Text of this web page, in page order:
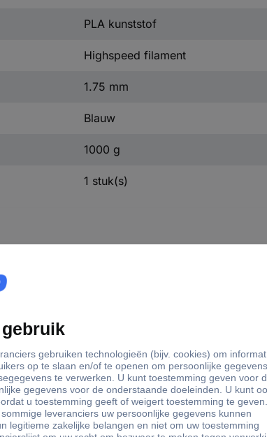
PLA kunststof
Highspeed filament
1.75 mm
Blauw
1000 g
1 stuk(s)
PLA kunststof Highspeed filament 1.75 mm
Speed-serie voor de RAISE3D Pro3 3D-printers met